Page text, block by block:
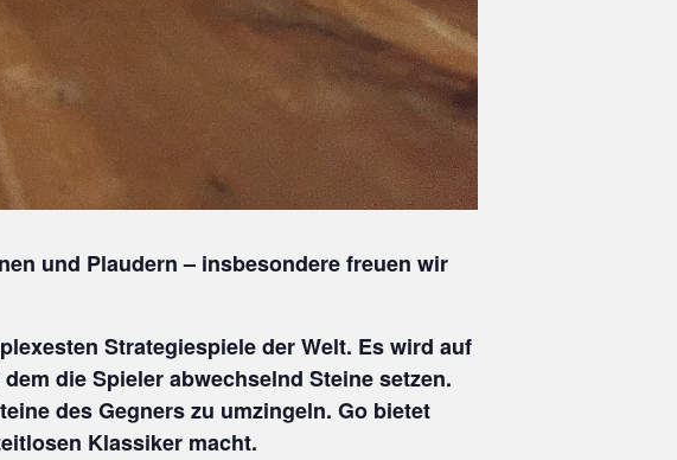
und Plaudern – insbesondere freuen wir
Strategiespiele der Welt. Es wird auf
die Spieler abwechselnd Steine setzen.
des Gegners zu umzingeln. Go bietet
Klassiker macht.